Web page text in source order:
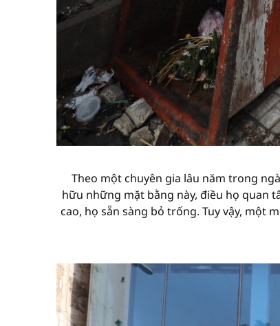
Theo một chuyên gia lâu năm trong
hữu những mặt bằng này, điều họ quan
cao, họ sẵn sàng bỏ trống. Tuy vậy, một